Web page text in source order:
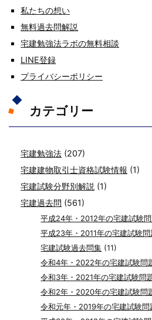
私たちの想い
無料過去問解説
宅建勉強法ラボの無料相談
LINE登録
プライバシーポリシー
カテゴリー
宅建勉強法 (207)
宅建建物取引士資格試験情報 (1)
宅建試験分野別解説 (1)
宅建過去問 (561)
平成24年・2012年の宅建試験
平成23年・2011年の宅建試験問
宅建試験過去問集 (11)
令和4年・2022年の宅建試験問
令和3年・2021年の宅建試験問
令和2年・2020年の宅建試験問
令和元年・2019年の宅建試験問